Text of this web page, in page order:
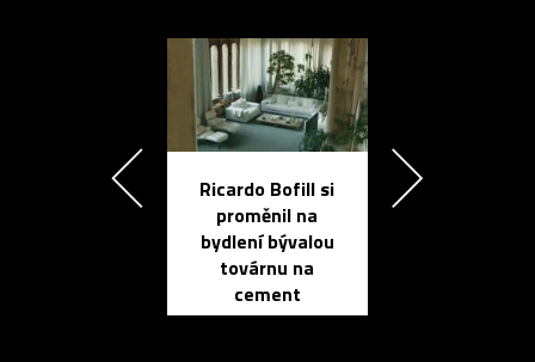
Ricardo Bofill si
proměnil na
bydlení bývalou
továrnu na
cement